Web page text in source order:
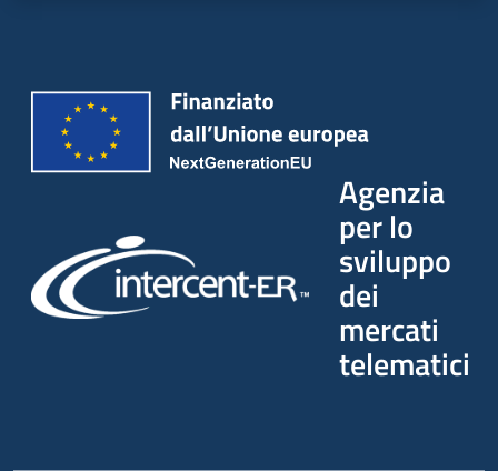
Agenzia
per lo
sviluppo
dei
mercati
telematici